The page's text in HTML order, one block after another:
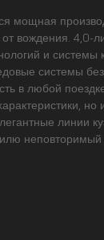
мощная
вождения. 4,0-
и системы
системы
в любой
линии
неповторимый